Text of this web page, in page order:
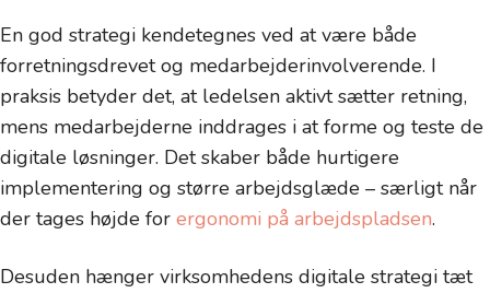
En god strategi kendetegnes ved at være både
forretningsdrevet og medarbejderinvolverende. I
praksis betyder det, at ledelsen aktivt sætter retning,
mens medarbejderne inddrages i at forme og teste de
digitale løsninger. Det skaber både hurtigere
implementering og større arbejdsglæde – særligt når
der tages højde for ergonomi på arbejdspladsen.
Desuden hænger virksomhedens digitale strategi tæt